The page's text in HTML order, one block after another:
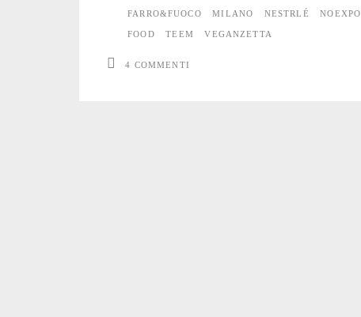
EXPO
2015
FARRO&FUOCO MILANO NESTRLÉ NOEXPO
FOOD TEEM VEGANZETTA
4 COMMENTI